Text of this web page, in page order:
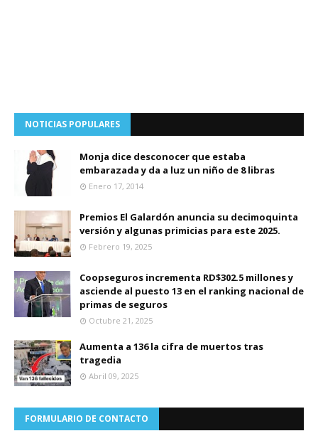
NOTICIAS POPULARES
Monja dice desconocer que estaba
embarazada y da a luz un niño de 8 libras
Enero 17, 2014
Premios El Galardón anuncia su decimoquinta
versión y algunas primicias para este 2025.
Febrero 19, 2025
Coopseguros incrementa RD$302.5 millones y
asciende al puesto 13 en el ranking nacional de
primas de seguros
Octubre 21, 2025
Aumenta a 136 la cifra de muertos tras
tragedia
Abril 09, 2025
FORMULARIO DE CONTACTO